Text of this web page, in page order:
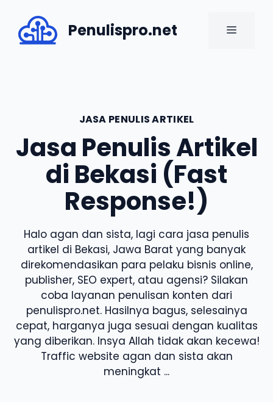
content
Penulispro.net MENU
JASA PENULIS ARTIKEL
Jasa Penulis Artikel
di Bekasi (Fast
Response!)
Halo agan dan sista, lagi cara jasa penulis
artikel di Bekasi, Jawa Barat yang banyak
direkomendasikan para pelaku bisnis online,
publisher, SEO expert, atau agensi? Silakan
coba layanan penulisan konten dari
penulispro.net. Hasilnya bagus, selesainya
cepat, harganya juga sesuai dengan kualitas
yang diberikan. Insya Allah tidak akan kecewa!
Traffic website agan dan sista akan
meningkat ...